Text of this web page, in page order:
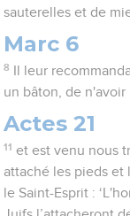
sauterelles et de
Marc 6
8
Il leur
un bâton, de n'avoir
Actes 21
11 et est venu nous
attaché les pieds et
le Saint-Esprit :